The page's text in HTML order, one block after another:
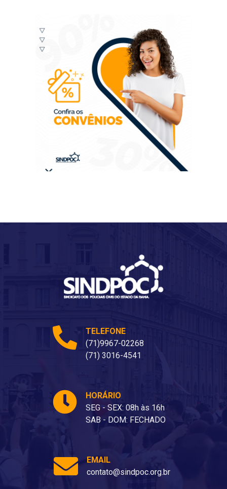
TELEFONE
(71)9967-02268
(71) 3016-4541
HORÁRIO
SEG - SEX: 08h às 16h
SAB - DOM: FECHADO
EMAIL
contato@sindpoc.org.br